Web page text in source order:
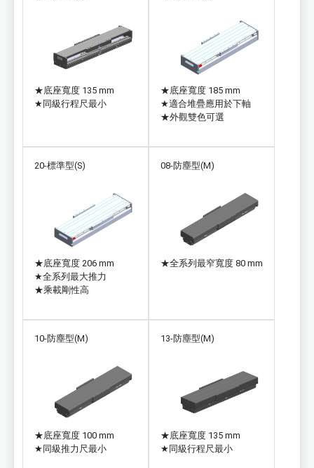
★底座寬度 135 mm
★ 同級行程尺最小
★底座寬度 185 mm
★適合堆疊應用於下軸
★外觀雙色可選
20-標準型(S)
★底座寬度 206 mm
★全系列最大推力
★乘載剛性高
08-防塵型(M)
★全系列最窄寬度 80 mm
10-防塵型(M)
★底座寬度 100 mm
★ 同級推力尺最小
13-防塵型(M)
★底座寬度 135 mm
★ 同級行程尺最小